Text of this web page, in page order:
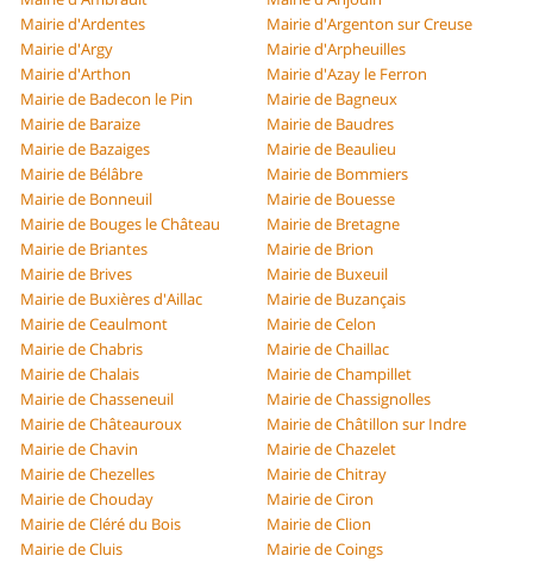
Mairie d'Ardentes
Mairie d'Argenton sur Creuse
Mairie d'Argy
Mairie d'Arpheuilles
Mairie d'Arthon
Mairie d'Azay le Ferron
Mairie de Badecon le Pin
Mairie de Bagneux
Mairie de Baraize
Mairie de Baudres
Mairie de Bazaiges
Mairie de Beaulieu
Mairie de Bélâbre
Mairie de Bommiers
Mairie de Bonneuil
Mairie de Bouesse
Mairie de Bouges le Château
Mairie de Bretagne
Mairie de Briantes
Mairie de Brion
Mairie de Brives
Mairie de Buxeuil
Mairie de Buxières d'Aillac
Mairie de Buzançais
Mairie de Ceaulmont
Mairie de Celon
Mairie de Chabris
Mairie de Chaillac
Mairie de Chalais
Mairie de Champillet
Mairie de Chasseneuil
Mairie de Chassignolles
Mairie de Châteauroux
Mairie de Châtillon sur Indre
Mairie de Chavin
Mairie de Chazelet
Mairie de Chezelles
Mairie de Chitray
Mairie de Chouday
Mairie de Ciron
Mairie de Cléré du Bois
Mairie de Clion
Mairie de Cluis
Mairie de Coings